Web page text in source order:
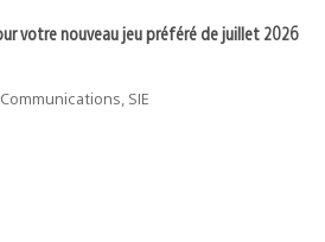
votre nouveau jeu préféré de juillet 2026
SIE